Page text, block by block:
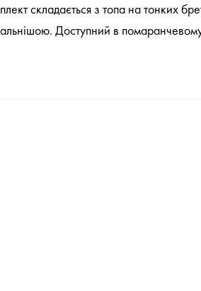
складається з топа на тонких
Доступний в